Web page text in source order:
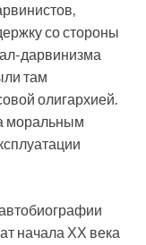
со стороны
дарвинизма
там
олигархией.
моральным
начала ХХ века